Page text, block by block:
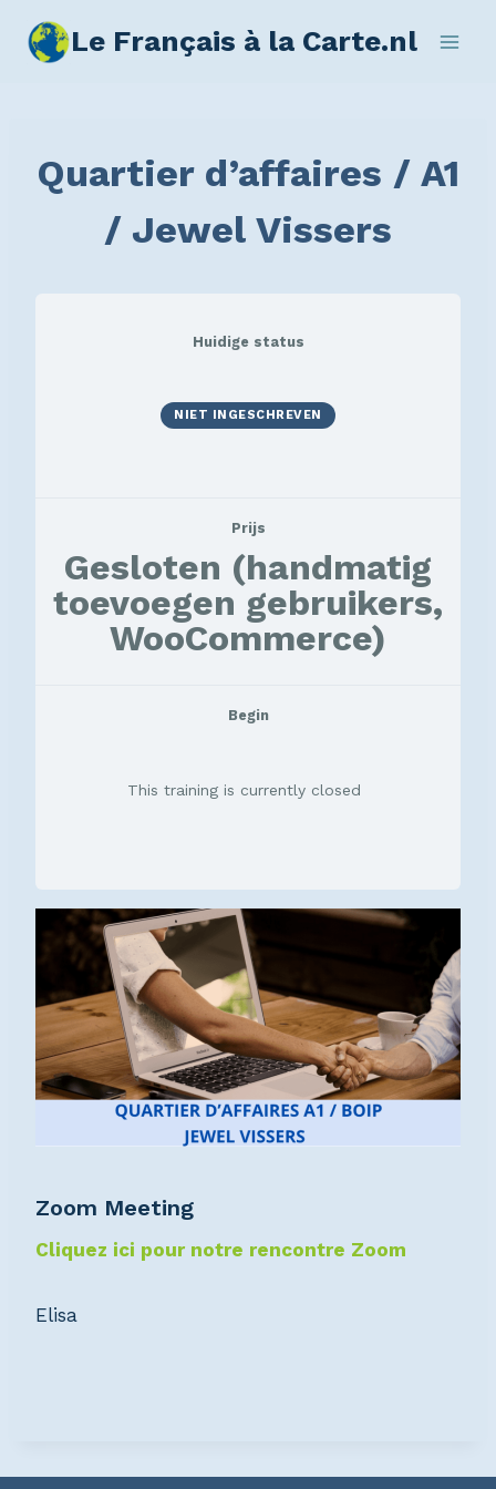
Le Français à la Carte.nl
Quartier d’affaires / A1
/ Jewel Vissers
Huidige status
NIET INGESCHREVEN
Prijs
Gesloten (handmatig
toevoegen gebruikers,
WooCommerce)
Begin
This training is currently closed
Zoom Meeting
Cliquez ici pour notre rencontre Zoom
Elisa